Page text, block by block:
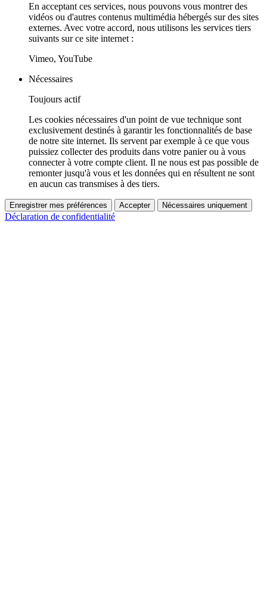
En acceptant ces services, nous pouvons vous montrer des
vidéos ou d'autres contenus multimédia hébergés sur des sites
externes. Avec votre accord, nous utilisons les services tiers
suivants sur ce site internet :
Vimeo, YouTube
Nécessaires
Toujours actif
Les cookies nécessaires d'un point de vue technique sont
exclusivement destinés à garantir les fonctionnalités de base
de notre site internet. Ils servent par exemple à ce que vous
puissiez collecter des produits dans votre panier ou à vous
connecter à votre compte client. Il ne nous est pas possible de
remonter jusqu'à vous et les données qui en résultent ne sont
en aucun cas transmises à des tiers.
Enregistrer mes préférences Accepter Nécessaires uniquement
Déclaration de confidentialité